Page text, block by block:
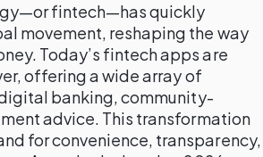
fintech—has quickly
movement, reshaping the way
Today’s fintech apps are
offering a wide array of
banking, community-
advice. This transformation
for convenience, transparency,